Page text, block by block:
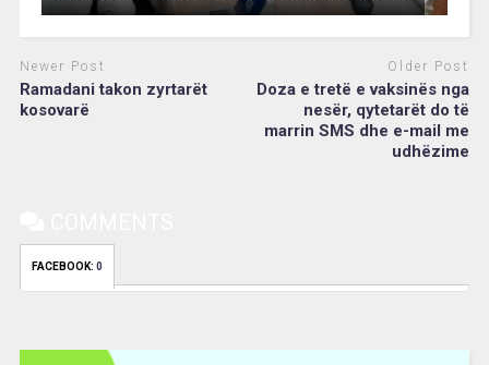
Newer Post
Ramadani takon zyrtarët
kosovarë
Older Post
Doza e tretë e vaksinës nga
nesër, qytetarët do të
marrin SMS dhe e-mail me
udhëzime
FACEBOOK: 0